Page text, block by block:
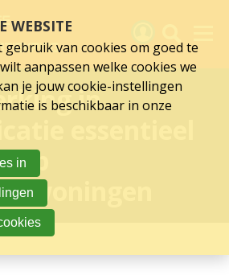
in
essentieel
Activiteiten
Nieuws
Verslagen
Sluit je aan
Over UCK
WEBSITE
gebruik van cookies om goed te
aanpassen welke cookies we
je jouw cookie-instellingen
is beschikbaar in onze
in